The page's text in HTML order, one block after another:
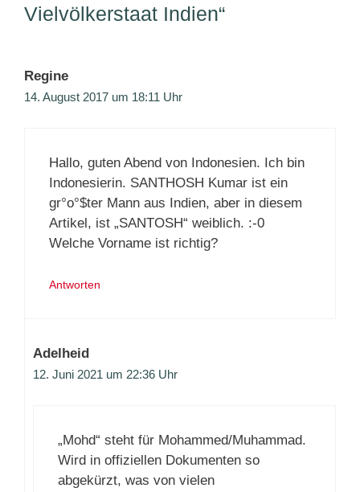
Vielvölkerstaat Indien“
Regine
14. August 2017 um 18:11 Uhr
Hallo, guten Abend von Indonesien. Ich bin
Indonesierin. SANTHOSH Kumar ist ein
gr°o°$ter Mann aus Indien, aber in diesem
Artikel, ist „SANTOSH“ weiblich. :-0
Welche Vorname ist richtig?
Antworten
Adelheid
12. Juni 2021 um 22:36 Uhr
„Mohd“ steht für Mohammed/Muhammad.
Wird in offiziellen Dokumenten so
abgekürzt, was von vielen